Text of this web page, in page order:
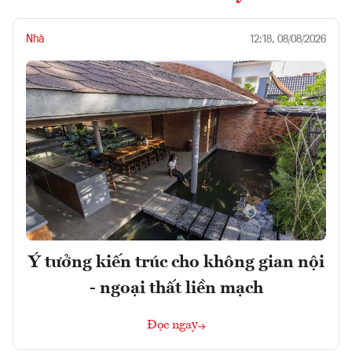
Nhà 12:18, 08/08/2026
Ý tưởng kiến trúc cho không gian nội
- ngoại thất liền mạch
Đọc ngay